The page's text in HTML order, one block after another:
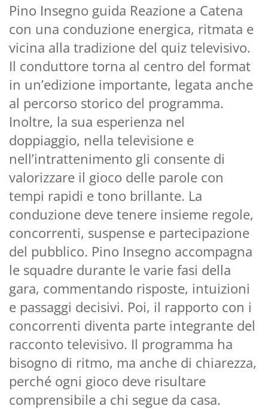
Pino Insegno guida Reazione a Catena
con una conduzione energica, ritmata e
vicina alla tradizione del quiz televisivo.
Il conduttore torna al centro del format
in un’edizione importante, legata anche
al percorso storico del programma.
Inoltre, la sua esperienza nel
doppiaggio, nella televisione e
nell’intrattenimento gli consente di
valorizzare il gioco delle parole con
tempi rapidi e tono brillante. La
conduzione deve tenere insieme regole,
concorrenti, suspense e partecipazione
del pubblico. Pino Insegno accompagna
le squadre durante le varie fasi della
gara, commentando risposte, intuizioni
e passaggi decisivi. Poi, il rapporto con i
concorrenti diventa parte integrante del
racconto televisivo. Il programma ha
bisogno di ritmo, ma anche di chiarezza,
perché ogni gioco deve risultare
comprensibile a chi segue da casa.